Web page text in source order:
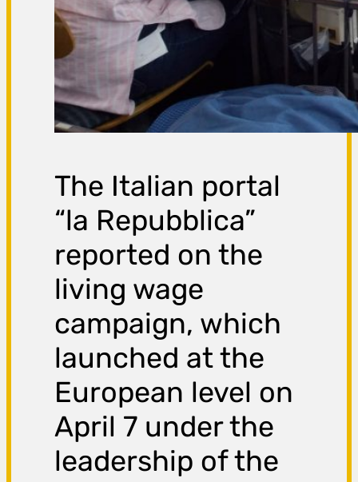
The Italian portal
“la Repubblica”
reported on the
living wage
campaign, which
launched at the
European level on
April 7 under the
leadership of the